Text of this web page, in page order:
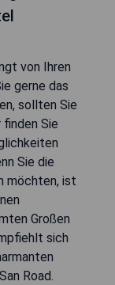
von Ihren
gerne das
sollten Sie
Sie
Sie die
möchten, ist
Großen
sich
Road.